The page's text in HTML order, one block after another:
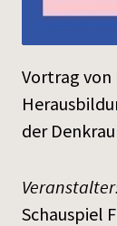
Vortrag von
der
Schauspiel